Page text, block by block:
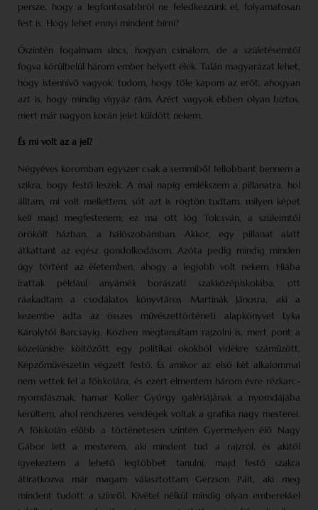
persze, hogy a legfontosabbról ne feledkezzünk el, folyamatosan
fest is. Hogy lehet ennyi mindent bírni?
Őszintén fogalmam sincs, hogyan csinálom, de a születésemtől
fogva körülbelül három ember helyett élek. Talán magyarázat lehet,
hogy istenhívő vagyok, tudom, hogy tőle kapom az erőt, ahogyan
azt is, hogy mindig vigyáz rám. Azért vagyok ebben olyan biztos,
mert már nagyon korán jelet küldött nekem.
És mi volt az a jel?
Négyéves koromban egyszer csak a semmiből fellobbant bennem a
szikra, hogy festő leszek. A mai napig emlékszem a pillanatra, hol
álltam, mi volt mellettem, sőt azt is rögtön tudtam, milyen képet
kell majd megfestenem; ez ma ott lóg Tolcsván, a szüleimtől
örökölt házban, a hálószobámban. Akkor, egy pillanat alatt
átkattant az egész gondolkodásom. Azóta pedig mindig minden
úgy történt az életemben, ahogy a legjobb volt nekem. Hiába
írattak például anyámék borászati szakközépiskolába, ott
ráakadtam a csodálatos könyvtáros Martinák Jánosra, aki a
kezembe adta az összes művészettörténeti alapkönyvet Lyka
Károlytól Barcsayig. Közben megtanultam rajzolni is, mert pont a
közelünkbe költözött egy politikai okokból vidékre száműzött,
Képzőművészetin végzett festő. És amikor az első két alkalommal
nem vettek fel a főiskolára, és ezért elmentem három évre rézkarc­
nyomdásznak, hamar Koller György galériájának a nyomdájába
kerültem, ahol rendszeres vendégek voltak a grafika nagy mesterei.
A főiskolán előbb a történetesen szintén Gyermelyen élő Nagy
Gábor lett a mesterem, aki mindent tud a rajzról, és akitől
igyekeztem a lehető legtöbbet tanulni, majd festő szakra
átiratkozva már magam választottam Gerzson Pált, aki meg
mindent tudott a színről. Kivétel nélkül mindig olyan emberekkel